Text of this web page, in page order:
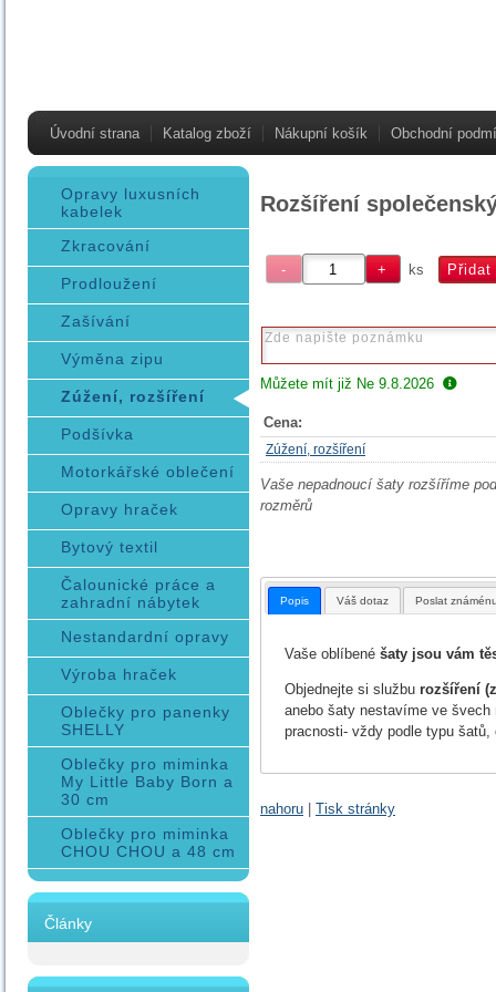
Úvodní strana Katalog zboží Nákupní košík Obchodní
Rozšíření
ks
Můžete mít již Ne 9.8.2026
Cena:
Zúžení, rozšíření
Vaše nepadnoucí šaty rozšíříme
rozměrů
Popis Váš dotaz Poslat
Vaše oblíbené šaty jsou vám
Objednejte si službu rozšíření
anebo šaty nestavíme ve švech
pracnosti- vždy podle typu šatů,
nahoru Tisk stránky
Opravy luxusních
kabelek
Zkracování
Prodloužení
Zašívání
Výměna zipu
Zúžení, rozšíření
Podšívka
Motorkářské oblečení
Opravy hraček
Bytový textil
Čalounické práce a
zahradní nábytek
Nestandardní opravy
Výroba hraček
Oblečky pro panenky
SHELLY
Oblečky pro miminka
My Little Baby Born a
30 cm
Oblečky pro miminka
CHOU CHOU a 48 cm
Články